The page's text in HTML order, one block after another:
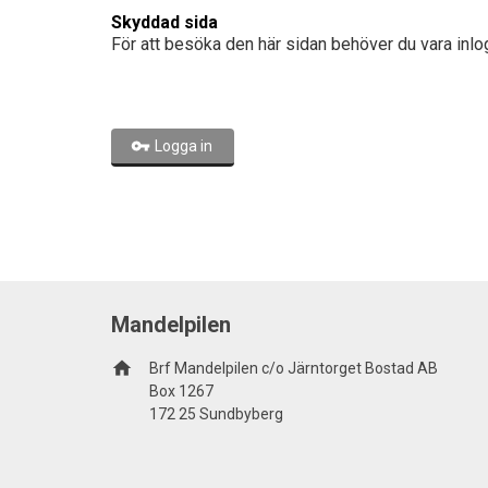
Skyddad sida
För att besöka den här sidan behöver du vara
Logga in
Mandelpilen
home
Brf Mandelpilen c/o Järntorget Bostad AB
Box 1267
172 25 Sundbyberg